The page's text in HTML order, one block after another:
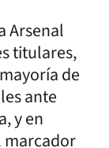
Arsenal
titulares,
de
ante
y en
marcador